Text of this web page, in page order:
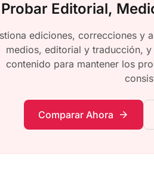
Probar Editorial,
ediciones, correcciones y
medios, editorial y traducción,
contenido para mantener los
Comparar Ahora arrow_forward